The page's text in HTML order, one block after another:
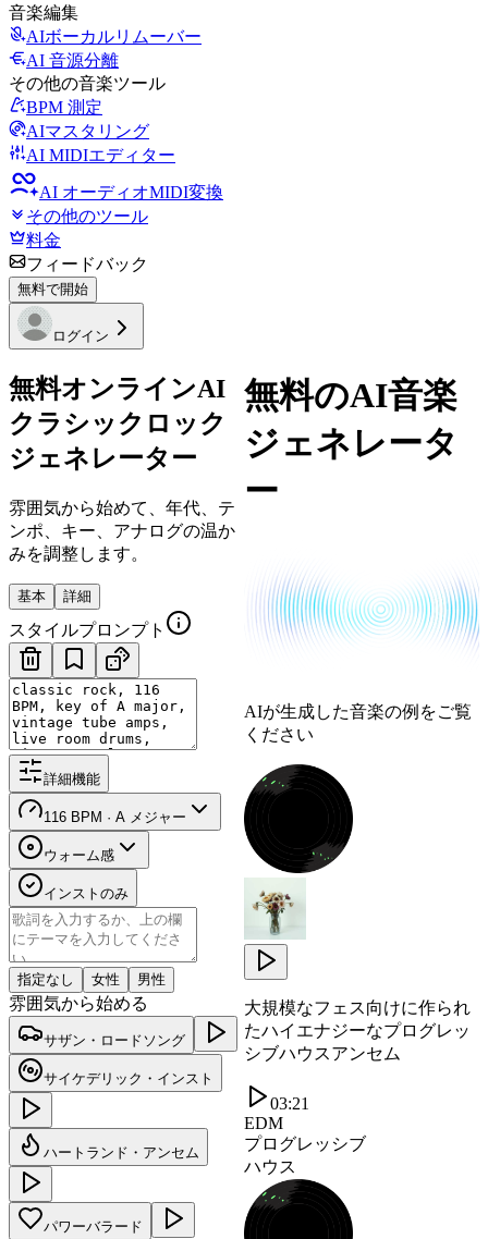
音楽編集
AIボーカルリムーバー
AI 音源分離
その他の音楽ツール
BPM 測定
AIマスタリング
AI MIDIエディター
AI オーディオMIDI変換
その他のツール
料金
フィードバック
無料で開始
ログイン
無料オンラインAI
クラシックロック
ジェネレーター
雰囲気から始めて、年代、テ
ンポ、キー、アナログの温か
みを調整します。
基本 詳細
スタイルプロンプト
詳細機能
116 BPM · A メジャー
ウォーム感
インストのみ
指定なし 女性 男性
雰囲気から始める
サザン・ロードソング
サイケデリック・インスト
ハートランド・アンセム
パワーバラード
無料のAI音楽
ジェネレータ
ー
AIが生成した音楽の例をご覧
ください
大規模なフェス向けに作られ
たハイエナジーなプログレッ
シブハウスアンセム
03:21
EDM
プログレッシブ
ハウス